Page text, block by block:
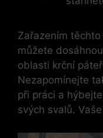
Zařazením
můžete
oblasti krční
Nezapomínejte
při práci a
svých svalů.